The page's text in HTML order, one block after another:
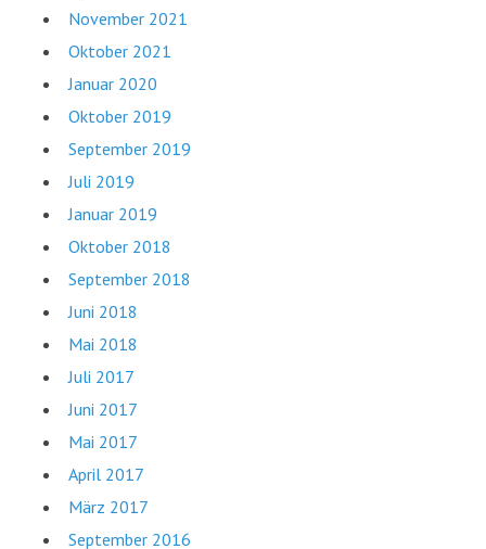
November 2021
Oktober 2021
Januar 2020
Oktober 2019
September 2019
Juli 2019
Januar 2019
Oktober 2018
September 2018
Juni 2018
Mai 2018
Juli 2017
Juni 2017
Mai 2017
April 2017
März 2017
September 2016